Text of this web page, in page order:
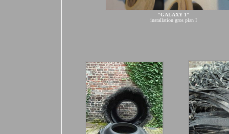
"GALAXY 1"
installation gros plan I